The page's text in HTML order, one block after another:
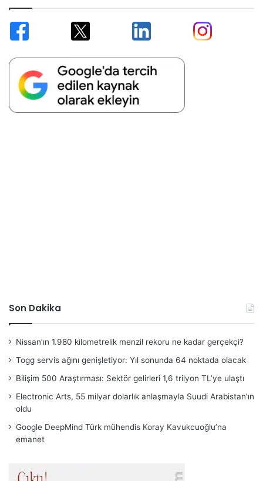
Son Dakika
Nissan’ın 1.980 kilometrelik menzil rekoru ne kadar gerçekçi?
Togg servis ağını genişletiyor: Yıl sonunda 64 noktada olacak
Bilişim 500 Araştırması: Sektör gelirleri 1,6 trilyon TL’ye ulaştı
Electronic Arts, 55 milyar dolarlık anlaşmayla Suudi Arabistan’ın
oldu
Google DeepMind Türk mühendis Koray Kavukcuoğlu’na
emanet